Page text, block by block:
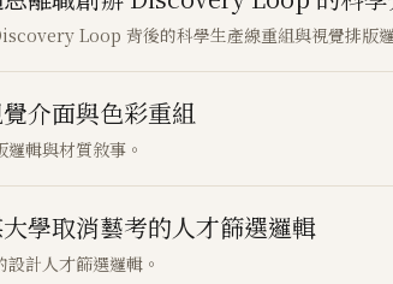
Loop 背後的科學生產線重組與視覺排版
介面與色彩重組
輯與材質敘事。
學取消藝考的人才篩選邏輯
計人才篩選邏輯。